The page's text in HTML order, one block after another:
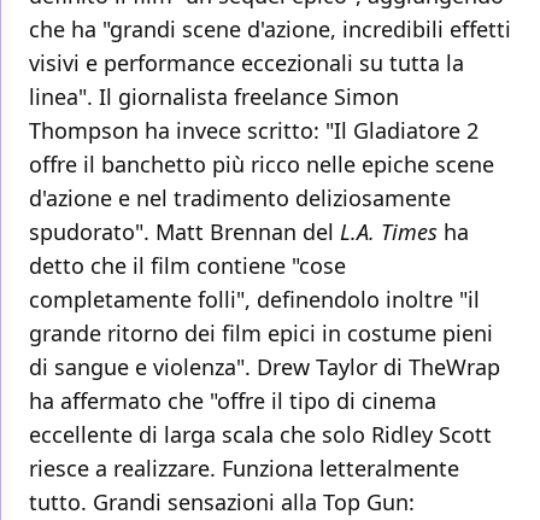
che ha "grandi scene d'azione, incredibili effetti
visivi e performance eccezionali su tutta la
linea". Il giornalista freelance Simon
Thompson ha invece scritto: "Il Gladiatore 2
offre il banchetto più ricco nelle epiche scene
d'azione e nel tradimento deliziosamente
spudorato". Matt Brennan del L.A. Times ha
detto che il film contiene "cose
completamente folli", definendolo inoltre "il
grande ritorno dei film epici in costume pieni
di sangue e violenza". Drew Taylor di TheWrap
ha affermato che "offre il tipo di cinema
eccellente di larga scala che solo Ridley Scott
riesce a realizzare. Funziona letteralmente
tutto. Grandi sensazioni alla Top Gun: